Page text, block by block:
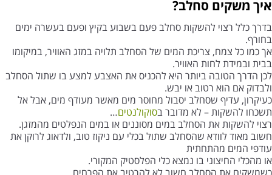
איך משקים סחלב?
בדרך כלל רצוי להשקות סחלב פעם בשבוע בקיץ ופעם בעשרה ימים
בחורף.
אך כמו כל צמח, צריכת המים של הסחלב תלויה במזג האוויר, במיקומו
בבית ובמידת לחות האוויר.
לכן הדרך הטובה ביותר היא להכניס את האצבע למצע בו שתול הסחלב
ולבדוק אם הוא רטוב או יבש.
כעיקרון, עדיף שסחלב יסבול מחוסר מים מאשר מעודף מים, אבל אל
תשכחו להשקות – לא מדובר בסוקולנטים…
רצוי להשקות את הסחלב במים מסוננים או במים הנפלטים מהמזגן.
חשוב מאוד לוודא שהסחלב שתול בכלי עם ניקוז טוב, ולדאוג לרוקן את
עודפי המים מהתחתית
או מהכלי החיצוני בו נמצא כלי הפלסטיק המקורי.